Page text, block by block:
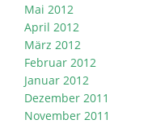
Mai 2012
April 2012
März 2012
Februar 2012
Januar 2012
Dezember 2011
November 2011